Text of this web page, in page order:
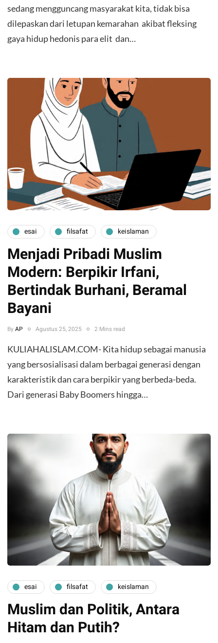
sedang mengguncang masyarakat kita, tidak bisa
dilepaskan dari letupan kemarahan akibat fleksing
gaya hidup hedonis para elit dan…
esai filsafat keislaman
Menjadi Pribadi Muslim
Modern: Berpikir Irfani,
Bertindak Burhani, Beramal
Bayani
By AP Agustus 25, 2025 2 Mins read
KULIAHALISLAM.COM- Kita hidup sebagai manusia
yang bersosialisasi dalam berbagai generasi dengan
karakteristik dan cara berpikir yang berbeda-beda.
Dari generasi Baby Boomers hingga…
esai filsafat keislaman
Muslim dan Politik, Antara
Hitam dan Putih?